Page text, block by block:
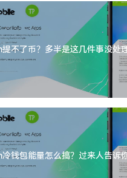
不了币？多半是这几件事没处
钱包能量怎么搞？过来人告诉